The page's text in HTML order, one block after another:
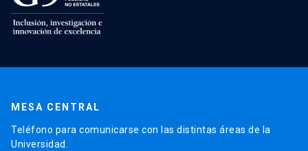
MESA CENTRAL
Teléfono para comunicarse con las distintas áreas de la
Universidad.